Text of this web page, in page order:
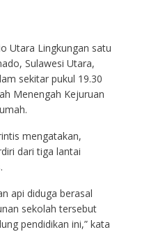
Utara Lingkungan satu
Sulawesi Utara,
sekitar pukul 19.30
Menengah Kejuruan
mengatakan,
dari tiga lantai
api diduga berasal
sekolah tersebut
pendidikan ini,” kata